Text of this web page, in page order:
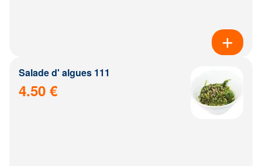
Salade d' algues 111
4.50 €